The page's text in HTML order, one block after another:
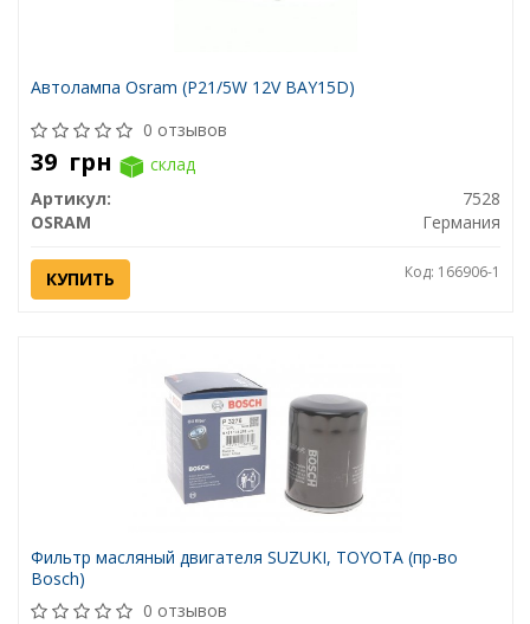
Автолампа Osram (P21/5W 12V BAY15D)
0 отзывов
39 грн
склад
Артикул:
7528
OSRAM
Германия
КУПИТЬ Код: 166906-1
Фильтр масляный двигателя SUZUKI, TOYOTA (пр-во
Bosch)
0 отзывов